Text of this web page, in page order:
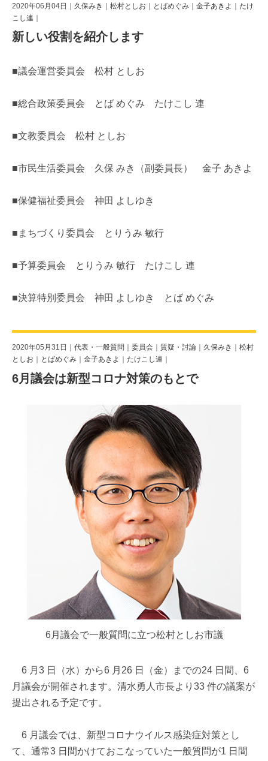
2020年06月04日｜ 久保みき 松村としお とばめぐみ 金子あきよ
たけ
こし連
新しい役割を紹介します
■議会運営委員会 松村 としお
■総合政策委員会 とば めぐみ たけこし 連
■文教委員会 松村 としお
■市民生活委員会 久保 みき（副委員長） 金子 あきよ
■保健福祉委員会 神田 よしゆき
■まちづくり委員会 とりうみ 敏行
■予算委員会 とりうみ 敏行 たけこし 連
■決算特別委員会 神田 よしゆき とば めぐみ
2020年05月31日｜ 代表・一般質問 委員会 質疑・討論 久保みき
松村
としお
とばめぐみ 金子あきよ たけこし連
6月議会は新型コロナ対策のもとで
6月議会で一般質問に立つ松村としお市議
6 月3 日（水）から6 月26 日（金）までの24 日間、6
月議会が開催されます。清水勇人市長より33 件の議案が
提出される予定です。
6 月議会では、新型コロナウイルス感染症対策とし
て、通常3 日間かけておこなっていた一般質問が1 日間